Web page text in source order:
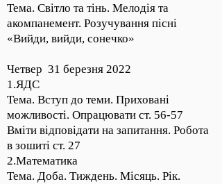
Тема. Світло та тінь. Мелодія та
акомпанемент. Розучування пісні
«Вийди, вийди, сонечко»
Четвер 31 березня 2022
1.ЯДС
Тема. Вступ до теми. Приховані
можливості. Опрацювати ст. 56-57
Вміти відповідати на запитання. Робота
в зошиті ст. 27
2.Математика
Тема. Доба. Тиждень. Місяць. Рік.